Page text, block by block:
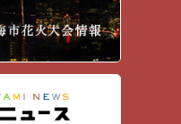
(9)
(9)
(18)